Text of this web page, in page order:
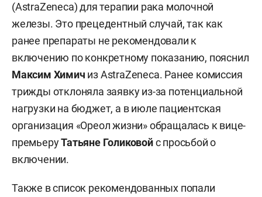
(AstraZeneca) для терапии рака молочной
железы. Это прецедентный случай, так как
ранее препараты не рекомендовали к
включению по конкретному показанию, пояснил
Максим Химич из AstraZeneca. Ранее комиссия
трижды отклоняла заявку из-за потенциальной
нагрузки на бюджет, а в июле пациентская
организация «Ореол жизни» обращалась к вице-
премьеруТатьяне Голиковойс просьбой о
включении.
Также в список рекомендованных попали